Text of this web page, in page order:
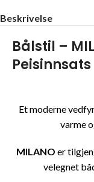
Beskrivelse
Bålstil –
Peisinnsats
Et moderne
varme
MILANO er
velegnet